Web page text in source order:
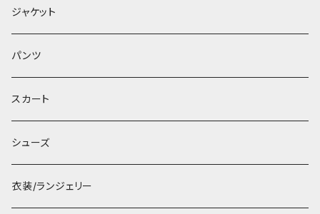
ジャケット
パンツ
スカート
シューズ
衣装/ランジェリー